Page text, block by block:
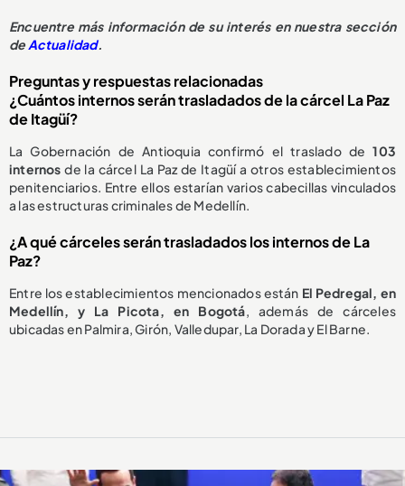
Encuentre más información de su interés en nuestra sección
deActualidad.
Preguntas y respuestas relacionadas
¿Cuántos internos serán trasladados de la cárcel La Paz
de Itagüí?
La Gobernación de Antioquia confirmó el traslado de103
internos de la cárcel La Paz de Itagüí a otros establecimientos
penitenciarios. Entre ellos estarían varios cabecillas vinculados
a las estructuras criminales de Medellín.
¿A qué cárceles serán trasladados los internos de La
Paz?
Entre los establecimientos mencionados están El Pedregal, en
Medellín, y La Picota, en Bogotá, además de cárceles
ubicadas en Palmira, Girón, Valledupar, La Dorada y El Barne.